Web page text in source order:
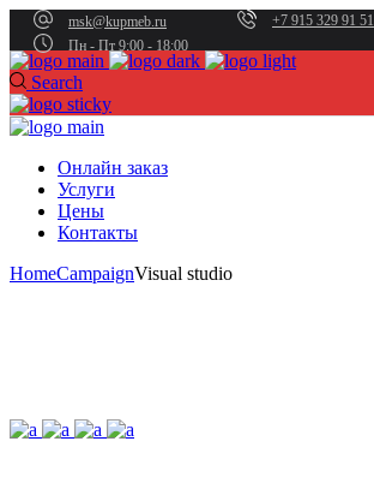
msk@kupmeb.ru
+7 915 329 91 51
Пн - Пт 9:00 - 18:00
Search
Онлайн заказ
Услуги
Цены
Контакты
HomeCampaignVisual studio